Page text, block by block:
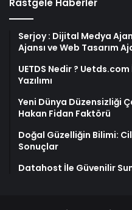
Serjoy : Dijital Medya
Ajansı ve Web Tasarım
UETDS Nedir ? Uetds.com
Yazılımı
Yeni Dünya Düzensizliği
Hakan Fidan Faktörü
Doğal Güzelliğin Bilimi:
Sonuçlar
Datahost İle Güvenilir